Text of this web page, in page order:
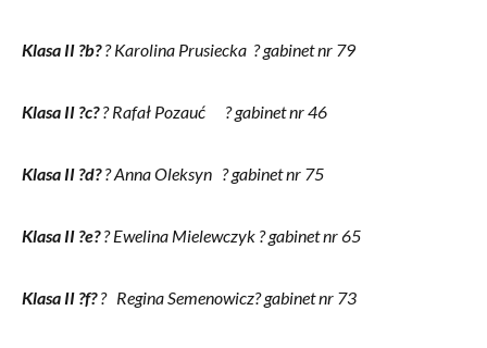
Klasa II ?b?? Karolina Prusiecka ? gabinet nr 79
Klasa II ?c?? Rafał Pozauć ? gabinet nr 46
Klasa II ?d?? Anna Oleksyn ? gabinet nr 75
Klasa II ?e?? Ewelina Mielewczyk ? gabinet nr 65
Klasa II ?f?? Regina Semenowicz? gabinet nr 73